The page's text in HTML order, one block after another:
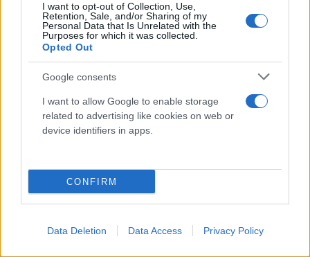
I want to opt-out of Collection, Use,
Retention, Sale, and/or Sharing of my
Personal Data that Is Unrelated with the
Purposes for which it was collected.
Opted Out
Google consents
I want to allow Google to enable storage
related to advertising like cookies on web or
device identifiers in apps.
CONFIRM
Data Deletion Data Access Privacy Policy